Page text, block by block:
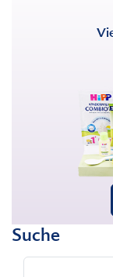
Suche